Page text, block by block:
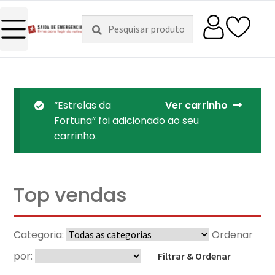
Pesquisar
por:
Pesquisa
Ver carrinho
“Estrelas da
Fortuna” foi adicionado ao seu
carrinho.
Top vendas
Categoria:
Ordenar
por:
Filtrar & Ordenar